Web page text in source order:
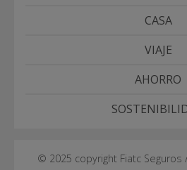
CASA
VIAJE
AHORRO
© 2025 copyright Fiatc